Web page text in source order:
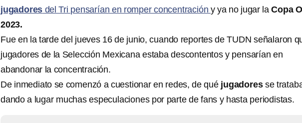
jugadores del Tri pensarían en romper concentración y ya no jugar laCopa
2023.
Fue en la tarde del jueves 16 de junio, cuando reportes de TUDN señalaron
jugadores de la Selección Mexicana estaba descontentos y pensarían en
abandonar la concentración.
De inmediato se comenzó a cuestionar en redes, de qué jugadoresse
dando a lugar muchas especulaciones por parte de fans y hasta periodistas.